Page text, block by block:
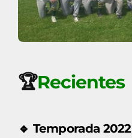
🏆Recientes
🔹 Temporada 2022